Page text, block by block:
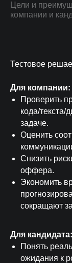
Цели и
компании и
Тестовое
Для компании:
Проверить
кода/текста/
задаче.
Оценить
Снизить
оффера.
Экономить
сокращают
Для кандидата:
Понять
ожидания к